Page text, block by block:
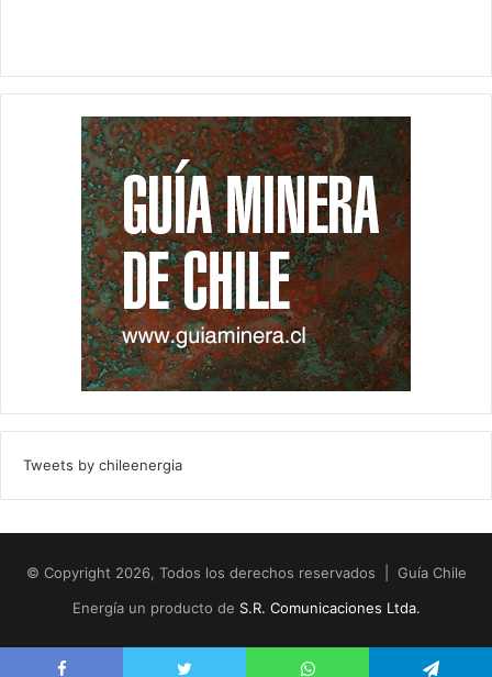
Tweets by chileenergia
© Copyright 2026, Todos los derechos reservados | Guía Chile
Energía un producto de S.R. Comunicaciones Ltda.